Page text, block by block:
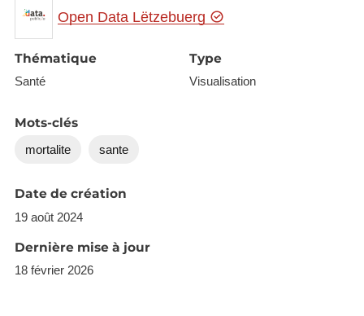
Open Data Lëtzebuerg
Thématique
Santé
Type
Visualisation
Mots-clés
mortalite sante
Date de création
19 août 2024
Dernière mise à jour
18 février 2026